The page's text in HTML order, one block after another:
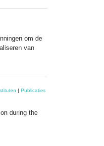
om de
van
| Publicaties
during the